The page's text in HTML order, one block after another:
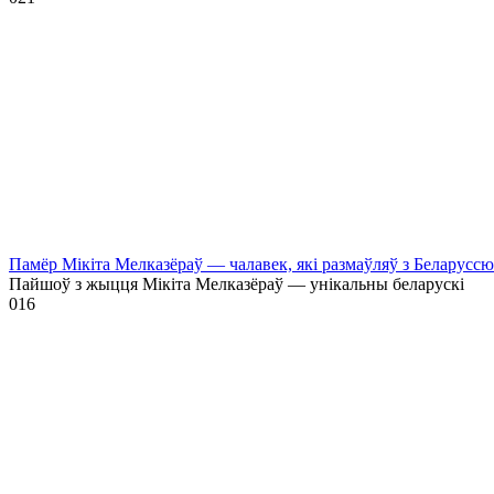
Памёр Мікіта Мелказёраў — чалавек, які размаўляў з
Пайшоў з жыцця Мікіта Мелказёраў — унікальны беларускі
016